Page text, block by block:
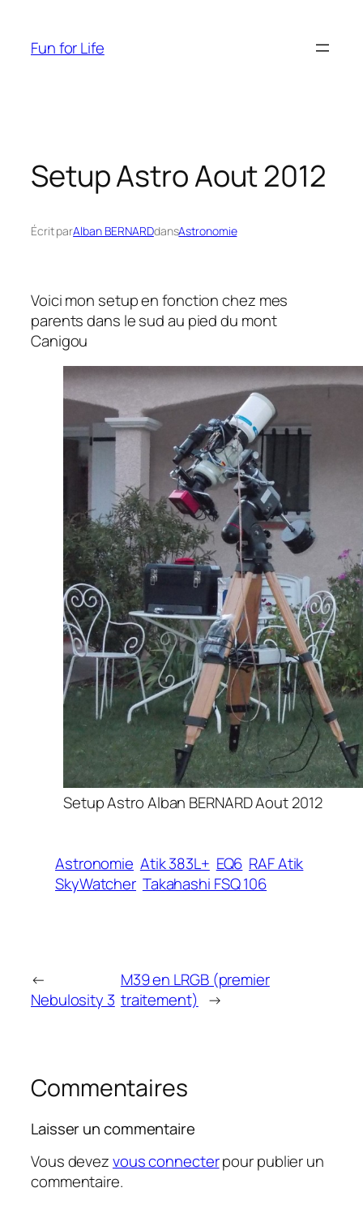
contenu
Fun for Life
Setup Astro Aout 2012
Écrit parAlban BERNARDdansAstronomie
Voici mon setup en fonction chez mes
parents dans le sud au pied du mont
Canigou
Setup Astro Alban BERNARD Aout 2012
Astronomie Atik 383L+ EQ6 RAF Atik
SkyWatcher Takahashi FSQ 106
←
Nebulosity 3
M39 en LRGB (premier
traitement) →
Commentaires
Laisser un commentaire
Vous devezvous connecterpour publier un
commentaire.